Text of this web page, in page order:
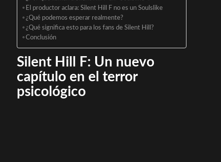
El productor aclara: Silent Hill F no es un Soulslike
¿Qué podemos esperar realmente?
¿Qué significa esto para los fans de Silent Hill?
Conclusión
Silent Hill F: Un nuevo
capítulo en el terror
psicológico